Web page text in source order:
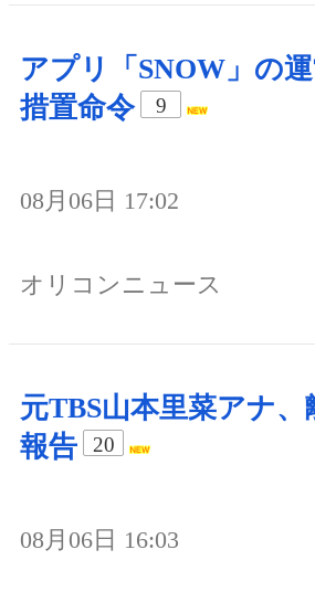
アプリ「SNOW」の
措置命令
9
08月06日 17:02
オリコンニュース
元TBS山本里菜アナ、
報告
20
08月06日 16:03